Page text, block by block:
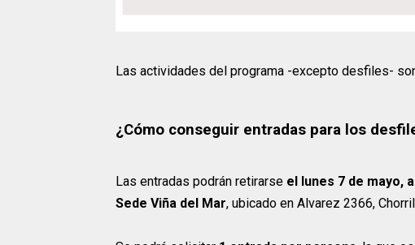
Las actividades del programa -excepto desfiles-
¿Cómo conseguir entradas para los
Las entradas podrán retirarse el lunes 7 de mayo,
Sede Viña del Mar, ubicado en Alvarez 2366,